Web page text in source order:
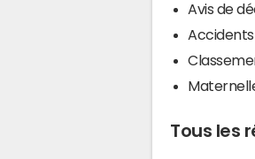
Avis de
Tous les